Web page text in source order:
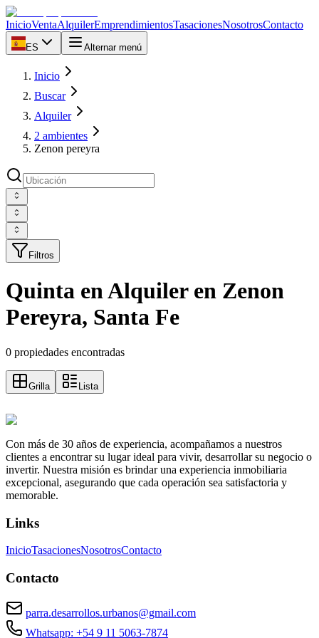
InicioVentaAlquilerEmprendimientosTasacionesNosotrosContacto
ES Alternar menú
Inicio
Buscar
Alquiler
2 ambientes
Zenon pereyra
Filtros
Quinta en Alquiler en Zenon
Pereyra, Santa Fe
0 propiedades encontradas
Grilla Lista
Con más de 30 años de experiencia, acompañamos a nuestros
clientes a encontrar su lugar ideal para vivir, desarrollar su negocio o
invertir. Nuestra misión es brindar una experiencia inmobiliaria
excepcional, asegurando que cada operación sea satisfactoria y
memorable.
Links
InicioTasacionesNosotrosContacto
Contacto
parra.desarrollos.urbanos@gmail.com
Whatsapp: +54 9 11 5063-7874